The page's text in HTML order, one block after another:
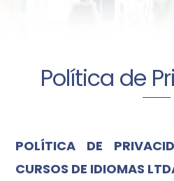
Política de
POLÍTICA DE
CURSOS DE IDIOMAS